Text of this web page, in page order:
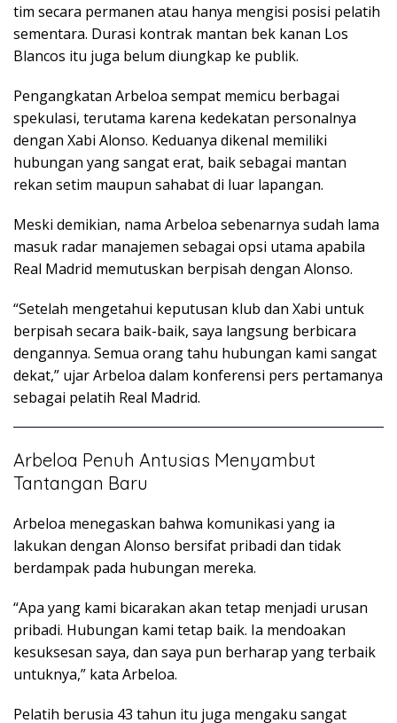
tim secara permanen atau hanya mengisi posisi pelatih
sementara. Durasi kontrak mantan bek kanan Los
Blancos itu juga belum diungkap ke publik.
Pengangkatan Arbeloa sempat memicu berbagai
spekulasi, terutama karena kedekatan personalnya
dengan Xabi Alonso. Keduanya dikenal memiliki
hubungan yang sangat erat, baik sebagai mantan
rekan setim maupun sahabat di luar lapangan.
Meski demikian, nama Arbeloa sebenarnya sudah lama
masuk radar manajemen sebagai opsi utama apabila
Real Madrid memutuskan berpisah dengan Alonso.
“Setelah mengetahui keputusan klub dan Xabi untuk
berpisah secara baik-baik, saya langsung berbicara
dengannya. Semua orang tahu hubungan kami sangat
dekat,” ujar Arbeloa dalam konferensi pers pertamanya
sebagai pelatih Real Madrid.
Arbeloa Penuh Antusias Menyambut
Tantangan Baru
Arbeloa menegaskan bahwa komunikasi yang ia
lakukan dengan Alonso bersifat pribadi dan tidak
berdampak pada hubungan mereka.
“Apa yang kami bicarakan akan tetap menjadi urusan
pribadi. Hubungan kami tetap baik. Ia mendoakan
kesuksesan saya, dan saya pun berharap yang terbaik
untuknya,” kata Arbeloa.
Pelatih berusia 43 tahun itu juga mengaku sangat